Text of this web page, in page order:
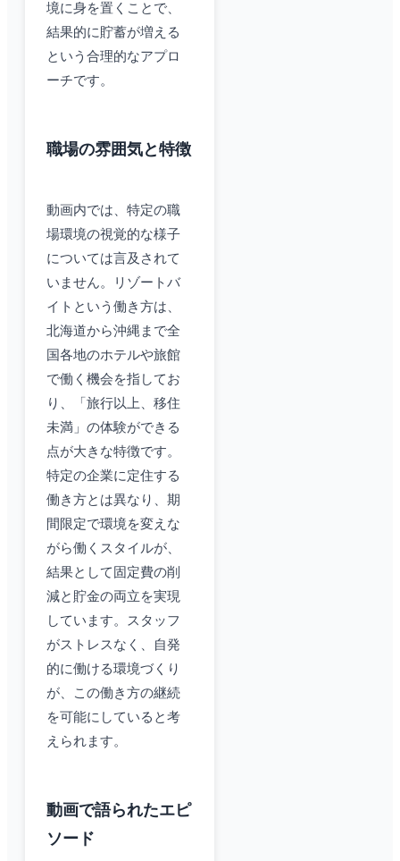
境に身を置くことで、
結果的に貯蓄が増える
という合理的なアプロ
ーチです。
職場の雰囲気と特徴
動画内では、特定の職
場環境の視覚的な様子
については言及されて
いません。リゾートバ
イトという働き方は、
北海道から沖縄まで全
国各地のホテルや旅館
で働く機会を指してお
り、「旅行以上、移住
未満」の体験ができる
点が大きな特徴です。
特定の企業に定住する
働き方とは異なり、期
間限定で環境を変えな
がら働くスタイルが、
結果として固定費の削
減と貯金の両立を実現
しています。スタッフ
がストレスなく、自発
的に働ける環境づくり
が、この働き方の継続
を可能にしていると考
えられます。
動画で語られたエピ
ソード